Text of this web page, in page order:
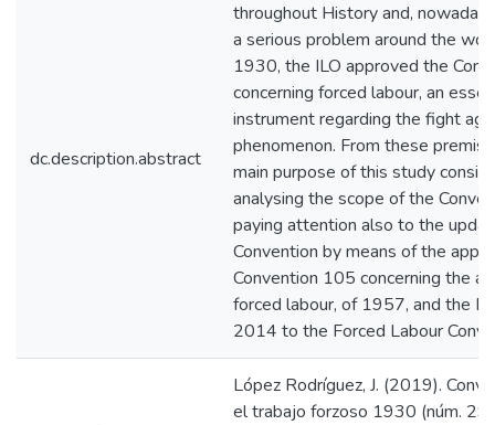
dc.description.abstract
throughout History and,
a serious problem around the
1930, the ILO approved the
concerning forced labour, an
instrument regarding the fight
phenomenon. From these
main purpose of this study
analysing the scope of the
paying attention also to the
Convention by means of the
Convention 105 concerning the
forced labour, of 1957, and the
2014 to the Forced Labour
López Rodríguez, J. (2019).
el trabajo forzoso 1930 (núm.